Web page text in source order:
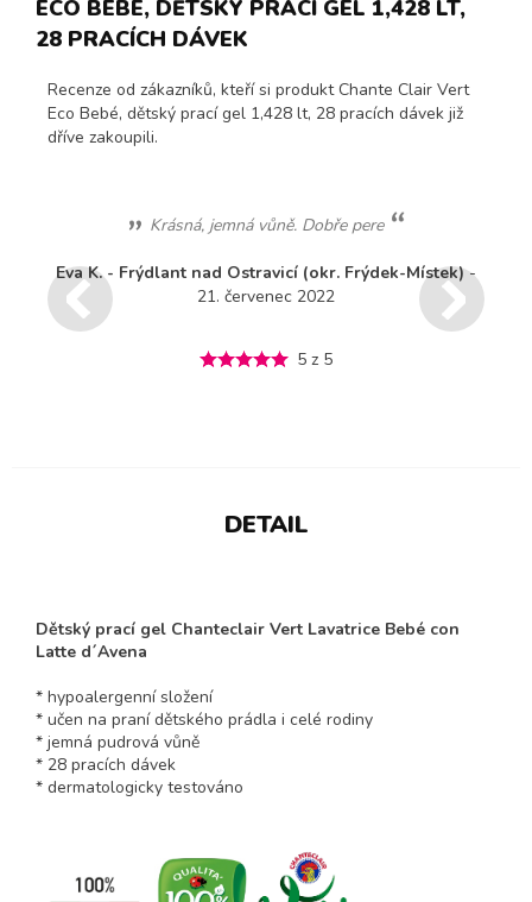
ECO BEBÉ, DĚTSKÝ PRACÍ GEL 1,428 LT,
28 PRACÍCH DÁVEK
Recenze od zákazníků, kteří si produkt Chante Clair Vert
Eco Bebé, dětský prací gel 1,428 lt, 28 pracích dávek již
dříve zakoupili.
Krásná, jemná vůně. Dobře pere
5 z 5
Eva K. - Frýdlant nad Ostravicí (okr. Frýdek-Místek)-
21. červenec 2022
DETAIL
Dětský prací gel Chanteclair Vert Lavatrice Bebé con
Latte d´Avena
* hypoalergenní složení
* učen na praní dětského prádla i celé rodiny
* jemná pudrová vůně
* 28 pracích dávek
* dermatologicky testováno